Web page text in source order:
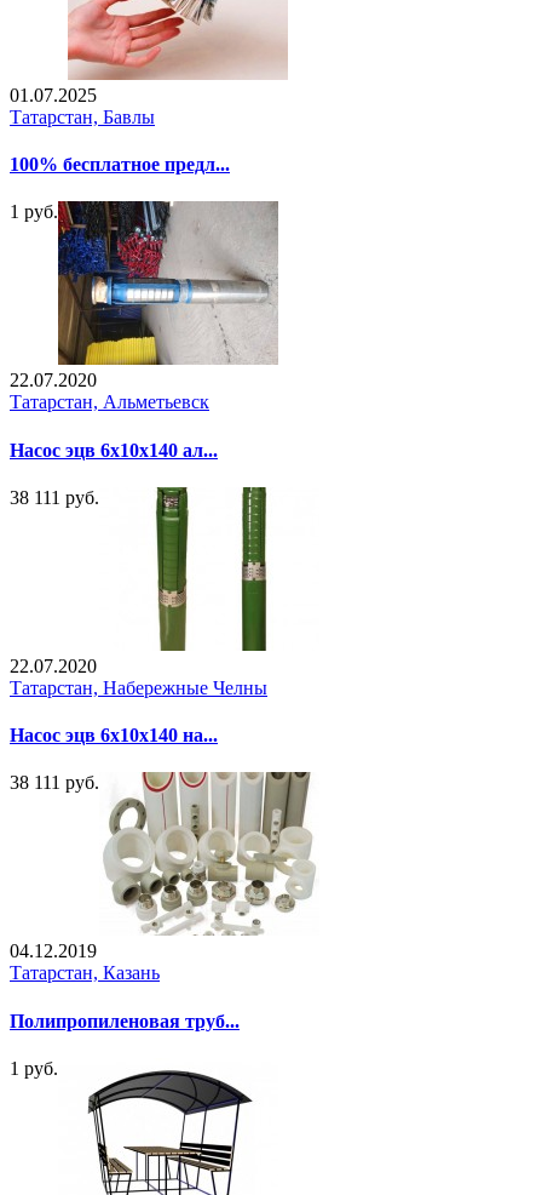
01.07.2025
Татарстан, Бавлы
100% бесплатное предл...
1 руб.
22.07.2020
Татарстан, Альметьевск
Насос эцв 6х10х140 ал...
38 111 руб.
22.07.2020
Татарстан, Набережные Челны
Насос эцв 6х10х140 на...
38 111 руб.
04.12.2019
Татарстан, Казань
Полипропиленовая труб...
1 руб.